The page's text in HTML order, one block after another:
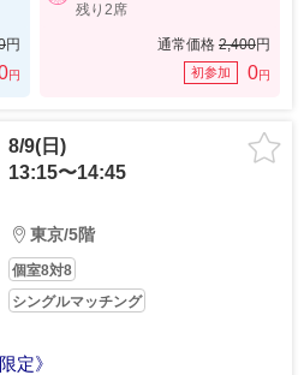
円
円
残り2席
通常価格 2,400円
初参加 0円
8/9(日)
13:15〜14:45
東京/5階
個室8対8
シングルマッチング
定》